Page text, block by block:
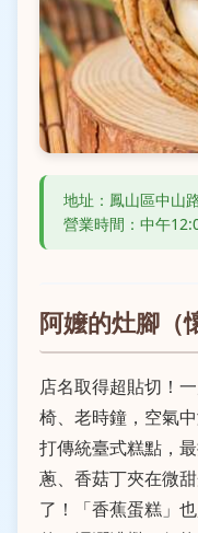
地址：鳳山區中山
營業時間：中午
阿嬤的灶腳（
店名取得超貼切！
椅、老時鐘，空氣
打傳統臺式糕點，
蔥、香菇丁夾在微
了！「香蕉蛋糕」